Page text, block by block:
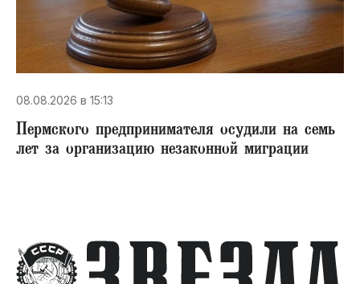
08.08.2026 в 15:13
Пермского предпринимателя осудили на семь
лет за организацию незаконной миграции